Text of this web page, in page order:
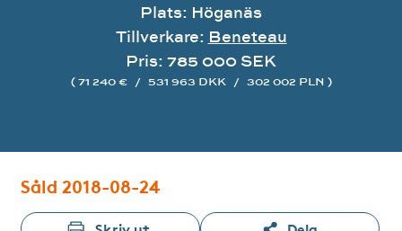
Plats: Höganäs
Tillverkare: Beneteau
Pris: 785 000 SEK
( 71 240 € / 531 963 DKK / 302 002 PLN )
Såld 2018-08-24